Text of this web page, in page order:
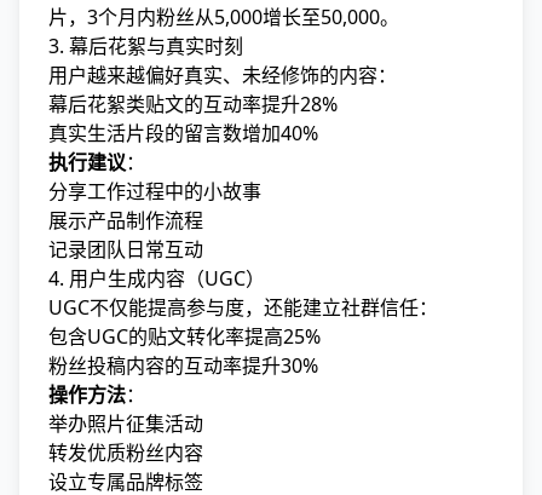
片，3个月内粉丝从5,000增长至50,000。
3. 幕后花絮与真实时刻
用户越来越偏好真实、未经修饰的内容：
幕后花絮类贴文的互动率提升28%
真实生活片段的留言数增加40%
执行建议：
分享工作过程中的小故事
展示产品制作流程
记录团队日常互动
4. 用户生成内容（UGC）
UGC不仅能提高参与度，还能建立社群信任：
包含UGC的贴文转化率提高25%
粉丝投稿内容的互动率提升30%
操作方法：
举办照片征集活动
转发优质粉丝内容
设立专属品牌标签